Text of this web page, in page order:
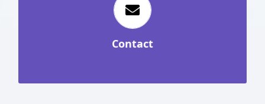
Contact
Manager de proiect:
Conf. univ. dr. Cristian Mihail
RUS
0232 20 1130 / cristianmihailrus@yahoo.com